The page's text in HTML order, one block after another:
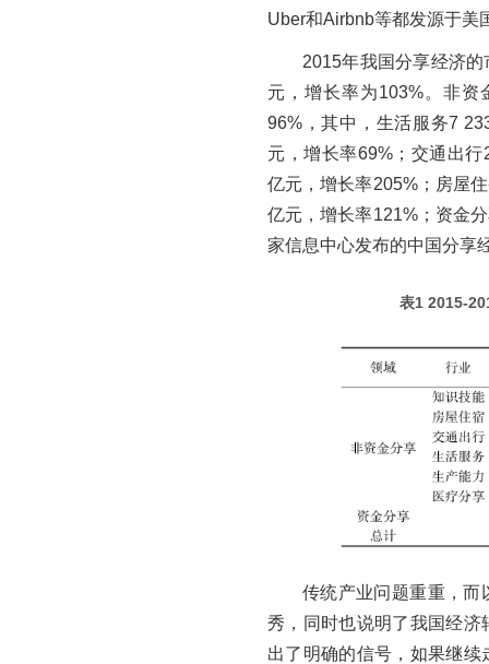
Uber和Airbnb等都发源于美
2015年我国分享经济
元，增长率为103%。非
96%，其中，生活服务7
元，增长率69%；交通出
亿元，增长率205%；房屋
亿元，增长率121%；资金
家信息中心发布的中国分享
表1 2015-
传统产业问题重重，而
秀，同时也说明了我国经
出了明确的信号，如果继